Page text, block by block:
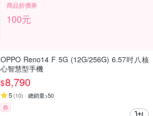
商品折價券
100元
OPPO Reno14 F 5G (12G/256G) 6.57吋八核
心智慧型手機
$8,790
5 (10) 總銷量>50
券